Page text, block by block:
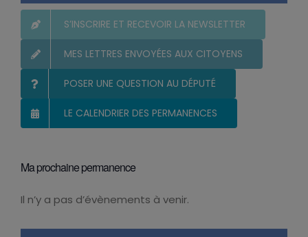
S’INSCRIRE ET RECEVOIR LA NEWSLETTER
MES LETTRES ENVOYÉES AUX CITOYENS
POSER UNE QUESTION AU DÉPUTÉ
LE CALENDRIER DES PERMANENCES
Ma prochaine permanence
Notice
Il n’y a pas d’évènements à venir.